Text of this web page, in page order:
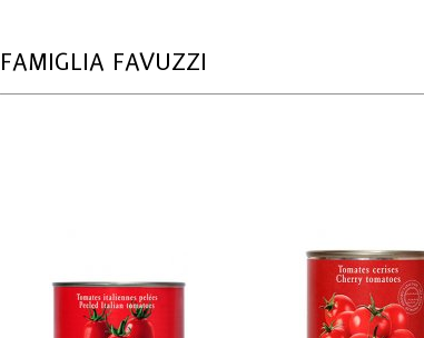
FAMIGLIA FAVUZZI